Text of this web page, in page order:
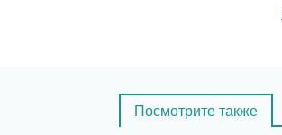
Посмотрите также